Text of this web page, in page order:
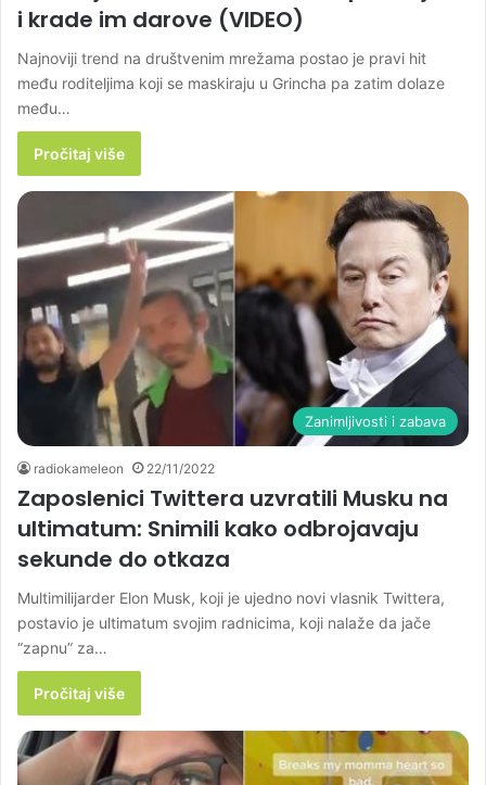
i krade im darove (VIDEO)
Najnoviji trend na društvenim mrežama postao je pravi hit
među roditeljima koji se maskiraju u Grincha pa zatim dolaze
među…
Pročitaj više
Zanimljivosti i zabava
radiokameleon 22/11/2022
Zaposlenici Twittera uzvratili Musku na
ultimatum: Snimili kako odbrojavaju
sekunde do otkaza
Multimilijarder Elon Musk, koji je ujedno novi vlasnik Twittera,
postavio je ultimatum svojim radnicima, koji nalaže da jače
“zapnu” za…
Pročitaj više